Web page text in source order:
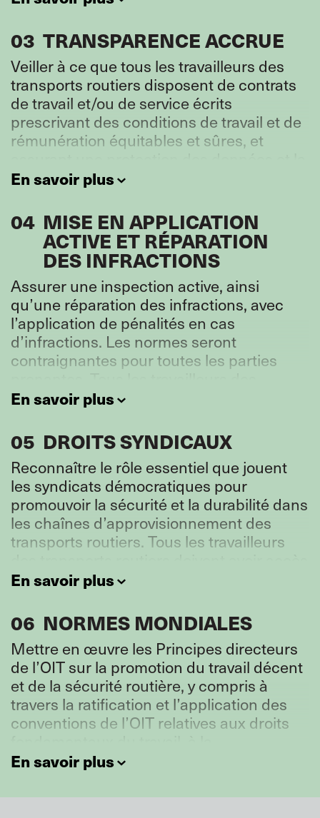
03 TRANSPARENCE ACCRUE
Veiller à ce que tous les travailleurs des
transports routiers disposent de contrats
de travail et/ou de service écrits
prescrivant des conditions de travail et de
rémunération équitables et sûres, et
transparence des algorithmes.
En savoir plus
04 MISE EN APPLICATION
ACTIVE ET RÉPARATION
DES INFRACTIONS
Assurer une inspection active, ainsi
qu’une réparation des infractions, avec
l’application de pénalités en cas
d’infractions. Les normes seront
contraignantes pour toutes les parties
transports routiers doivent avoir accès à
des procédures efficaces de règlement
des différends, contraignantes pour toutes
les parties.
En savoir plus
05 DROITS SYNDICAUX
Reconnaître le rôle essentiel que jouent
les syndicats démocratiques pour
promouvoir la sécurité et la durabilité dans
les chaînes d’approvisionnement des
transports routiers. Tous les travailleurs
à une représentation par des syndicats
démocratiques, dont le rôle en matière
d’éducation, de suivi et de mise en
application, ainsi que d’amélioration des
normes doit être facilité.
En savoir plus
06 NORMES MONDIALES
Mettre en œuvre les Principes directeurs
de l’OIT sur la promotion du travail décent
et de la sécurité routière, y compris à
travers la ratification et l’application des
conventions de l’OIT relatives aux droits
rémunération, aux heures de travail et aux
périodes de repos, à la violence et au
harcèlement, ainsi qu’à la santé et à la
En savoir plus